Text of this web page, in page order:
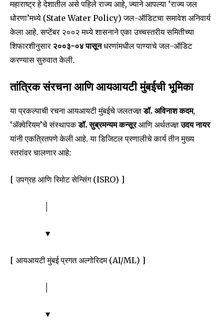
6,300 32,111
Followers
75
महाराष्ट्र हे देशातील असे पहिले राज्य आहे, ज्याने आपल्या ‘राज्य जल
धोरणा’मध्ये (State Water Policy) जल-ऑडिटचा समावेश अनिवार्य
केला आहे. सप्टेंबर २००२ मध्ये शासनाने एका उच्चस्तरीय समितीच्या
शिफारशीनुसार २००३-०४ पासूनधरणांमधील पाण्याचे जल-ऑडिट
करण्यास सुरुवात केली.
तांत्रिक संरचना आणि आयआयटी मुंबईची भूमिका
या प्रकल्पाची रचना आयआयटी मुंबईचे जलतज्ज्ञडॉ. अविनाश कदम,
‘ॲक्वेरियम’चे संस्थापकडॉ. सुब्रमन्यम कन्सूरआणि अर्थतज्ज्ञउदय नायर
यांनी एकत्रितपणे केली आहे. या डिजिटल प्रणालीचे कार्य तीन मुख्य
स्तरांवर चालणार आहे:
[ उपग्रह आणि रिमोट सेन्सिंग (ISRO) ]
▼
[ आयआयटी मुंबई प्रगत अल्गोरिदम (AI/ML) ]
▼